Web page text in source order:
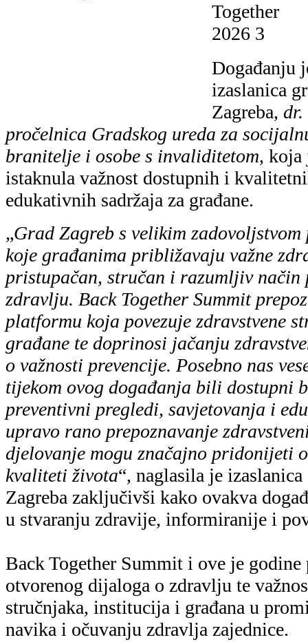
Događanju
izaslanica
Zagreba, dr.
pročelnica Gradskog ureda za
branitelje i osobe s invaliditetom,
istaknula važnost dostupnih i
edukativnih sadržaja za građane.
„Grad Zagreb s velikim
koje građanima približavaju važne
pristupačan, stručan i razumljiv
zdravlju. Back Together Summit
platformu koja povezuje zdravstvene
građane te doprinosi jačanju
o važnosti prevencije. Posebno nas
tijekom ovog događanja bili dostupni
preventivni pregledi, savjetovanja i
upravo rano prepoznavanje
djelovanje mogu značajno pridonijeti
kvaliteti života“, naglasila je
Zagreba zaključivši kako ovakva
u stvaranju zdravije, informiranije i
Back Together Summit i ove je
otvorenog dijaloga o zdravlju te
stručnjaka, institucija i građana u
navika i očuvanju zdravlja zajednice.